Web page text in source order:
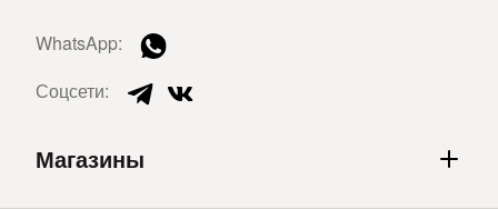
WhatsApp:
Соцсети:
Магазины